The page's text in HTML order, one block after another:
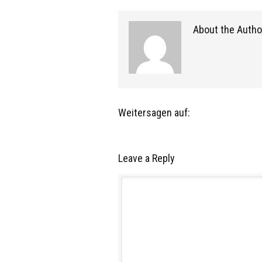
About the
Weitersagen auf:
Leave a Reply